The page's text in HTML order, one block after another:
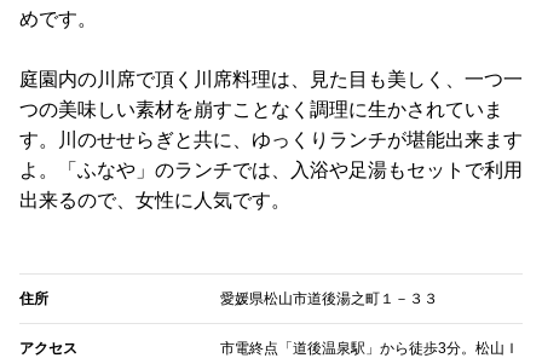
めです。
庭園内の川席で頂く川席料理は、見た目も美しく、一つ一
つの美味しい素材を崩すことなく調理に生かされていま
す。川のせせらぎと共に、ゆっくりランチが堪能出来ます
よ。「ふなや」のランチでは、入浴や足湯もセットで利用
出来るので、女性に人気です。
住所 愛媛県松山市道後湯之町１－３３
アクセス 市電終点「道後温泉駅」から徒歩3分。松山Ｉ